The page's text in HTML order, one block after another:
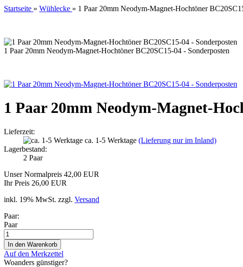
Startseite » Wühlecke » 1 Paar 20mm Neodym-Magnet-Hochtöner
1 Paar 20mm Neodym-Magnet-Hochtöner BC20SC15-04 - Sonderposten
1 Paar 20mm Neodym-Magnet-
Lieferzeit:
ca. 1-5 Werktage (Lieferung nur im Inland)
Lagerbestand:
2 Paar
Unser Normalpreis 42,00 EUR
Ihr Preis 26,00 EUR
inkl. 19% MwSt. zzgl. Versand
Paar:
Paar
Auf den Merkzettel
Woanders günstiger?